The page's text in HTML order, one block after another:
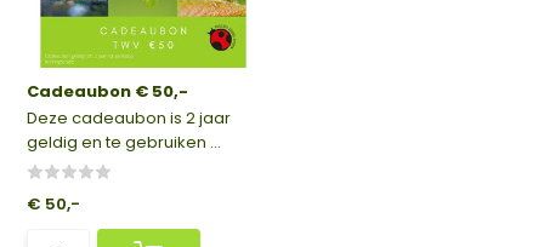
Cadeaubon € 50,-
Deze cadeaubon is 2 jaar
geldig en te gebruiken ...
€ 50,-